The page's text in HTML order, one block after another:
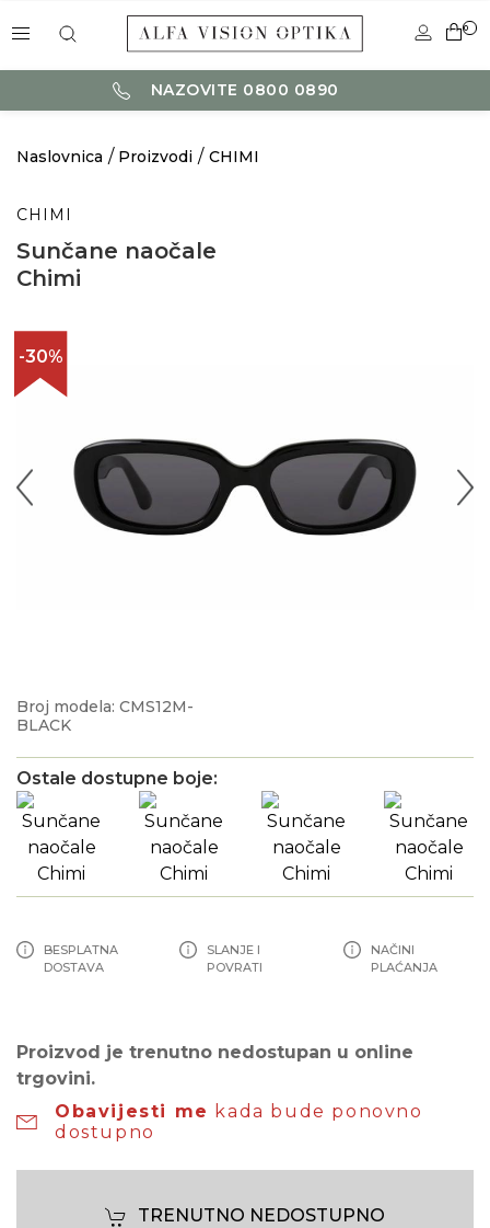
0
NAZOVITE 0800 0890
Naslovnica Proizvodi CHIMI
CHIMI
Sunčane naočale
Chimi
-30%
Broj modela: CMS12M-
BLACK
Ostale dostupne boje:
BESPLATNA
DOSTAVA
SLANJE I
POVRATI
NAČINI
PLAĆANJA
Proizvod je trenutno nedostupan u online
trgovini.
Obavijesti me kada bude ponovno
dostupno
TRENUTNO NEDOSTUPNO